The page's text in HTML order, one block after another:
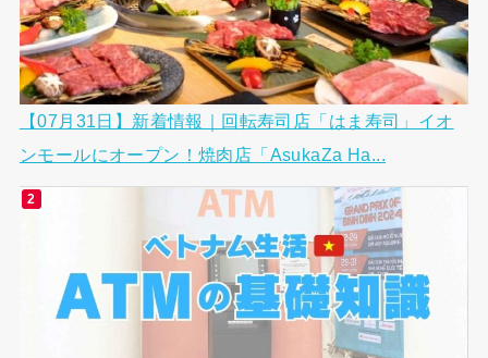
【07月31日】新着情報｜回転寿司店「はま寿司」イオ
ンモールにオープン！焼肉店「AsukaZa Ha...